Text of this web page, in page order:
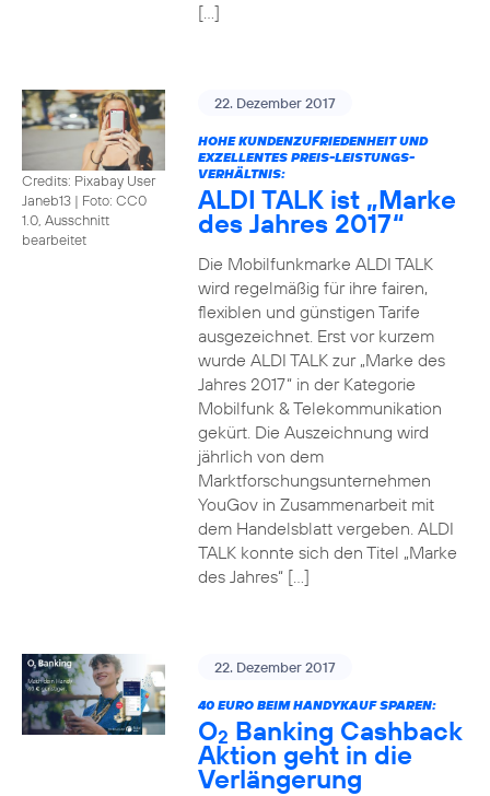
[…]
Credits: Pixabay User
Janeb13 | Foto: CC0
1.0, Ausschnitt
bearbeitet
22. Dezember 2017
HOHE KUNDENZUFRIEDENHEIT UND
EXZELLENTES PREIS-LEISTUNGS-
VERHÄLTNIS:
ALDI TALK ist „Marke
des Jahres 2017“
Die Mobilfunkmarke ALDI TALK
wird regelmäßig für ihre fairen,
flexiblen und günstigen Tarife
ausgezeichnet. Erst vor kurzem
wurde ALDI TALK zur „Marke des
Jahres 2017“ in der Kategorie
Mobilfunk & Telekommunikation
gekürt. Die Auszeichnung wird
jährlich von dem
Marktforschungsunternehmen
YouGov in Zusammenarbeit mit
dem Handelsblatt vergeben. ALDI
TALK konnte sich den Titel „Marke
des Jahres“ […]
22. Dezember 2017
40 EURO BEIM HANDYKAUF SPAREN:
O2 Banking Cashback
Aktion geht in die
Verlängerung